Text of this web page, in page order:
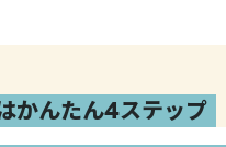
かんたん4ステップ